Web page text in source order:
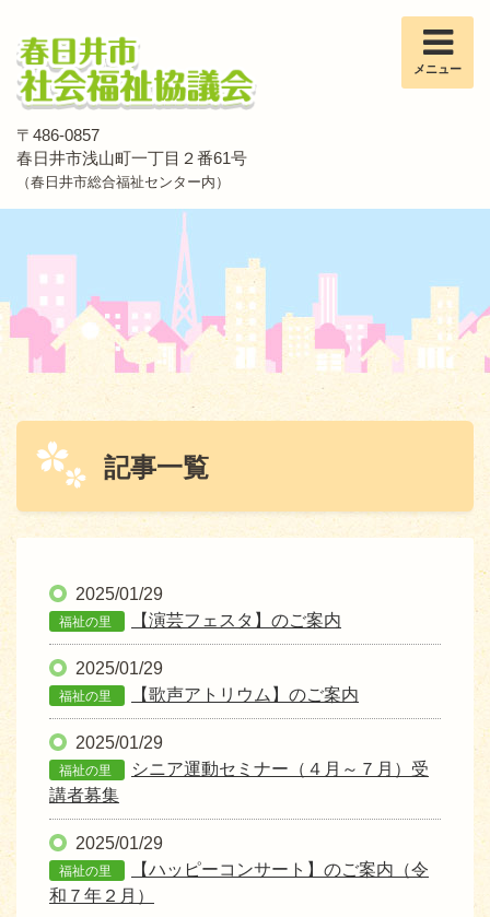
〒486-0857
春日井市浅山町一丁目２番61号
（春日井市総合福祉センター内）
メニュー
記事一覧
2025/01/29
福祉の里 【演芸フェスタ】のご案内
2025/01/29
福祉の里 【歌声アトリウム】のご案内
2025/01/29
福祉の里
シニア運動セミナー（４月～７月）受
講者募集
2025/01/29
福祉の里
【ハッピーコンサート】のご案内（令
和７年２月）